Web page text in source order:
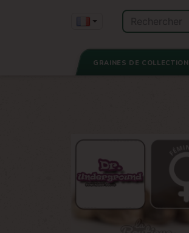
GRAINES DE COLLECTION